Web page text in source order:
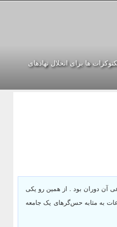
ها برای انحلال نهادهای
آن دوران بود . از همین رو یکی
به مثابه حس‌گرهای یک جامعه